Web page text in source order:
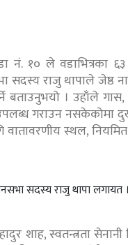
नं. १० ले वडाभित्रका
सदस्य राजु थापाले
बताउनुभयो । उहाँले
गराउन नसकेकोमा
वातावरणीय स्थल,
सदस्य राजु थापा लगायत ।
शाह, स्वतन्त्रता सेनानी